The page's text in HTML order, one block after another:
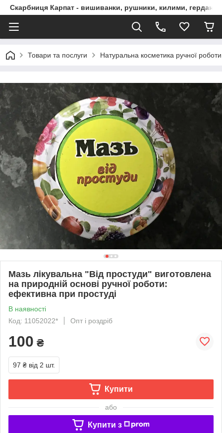
Скарбниця Карпат - вишиванки, рушники, килими, гердани,
Товари та послуги Натуральна косметика ручної роботи
Мазь лікувальна "Від простуди" виготовлена
на природній основі ручної роботи:
ефективна при простуді
В наявності
Код: 11052022*
Опт і роздріб
100 ₴
97 ₴ від 2 шт.
Купити
або
Купити з